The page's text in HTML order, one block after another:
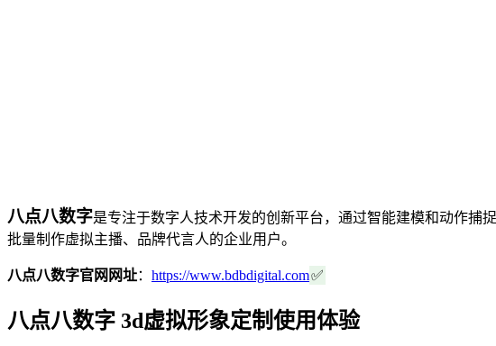
八点八数字是专注于数字人技术开发的创新平台，通过智能建模和动作捕
批量制作虚拟主播、品牌代言人的企业用户。
八点八数字官网网址： https://www.bdbdigital.com✅
八点八数字 3d虚拟形象定制使用体验